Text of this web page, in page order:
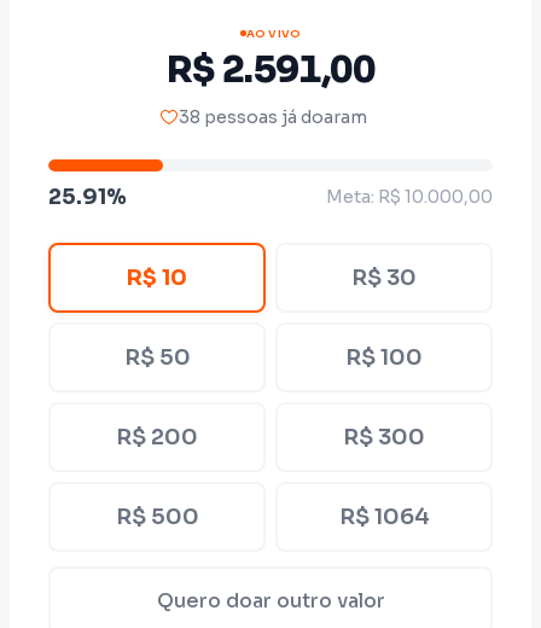
com o dinheiro público, conto com o seu
familiares. Grandes mudanças começam
quando pessoas comuns decidem fazer parte
delas.
para São Paulo!
AO VIVO
R$ 2.591,00
38 pessoas já doaram
25.91% Meta: R$ 10.000,00
R$ 10 R$ 30
R$ 50 R$ 100
R$ 200 R$ 300
R$ 500 R$ 1064
Quero doar outro valor